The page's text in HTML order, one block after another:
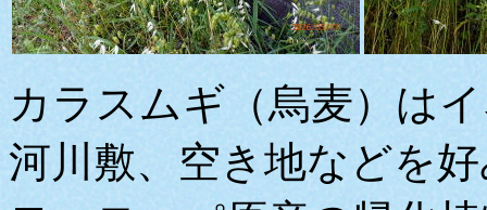
カラスムギ（烏麦）は
河川敷、空き地などを